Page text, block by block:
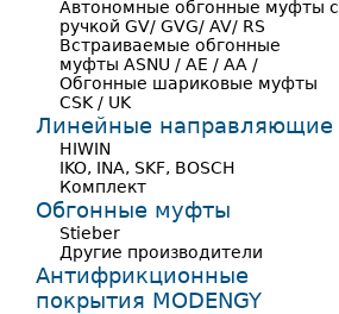
Автономные обгонные муфты с
ручкой GV/ GVG/ AV/ RS
Встраиваемые обгонные
муфты ASNU / AE / AA /
Обгонные шариковые муфты
CSK / UK
Линейные направляющие
HIWIN
IKO, INA, SKF, BOSCH
Комплект
Обгонные муфты
Stieber
Другие производители
Антифрикционные
покрытия MODENGY